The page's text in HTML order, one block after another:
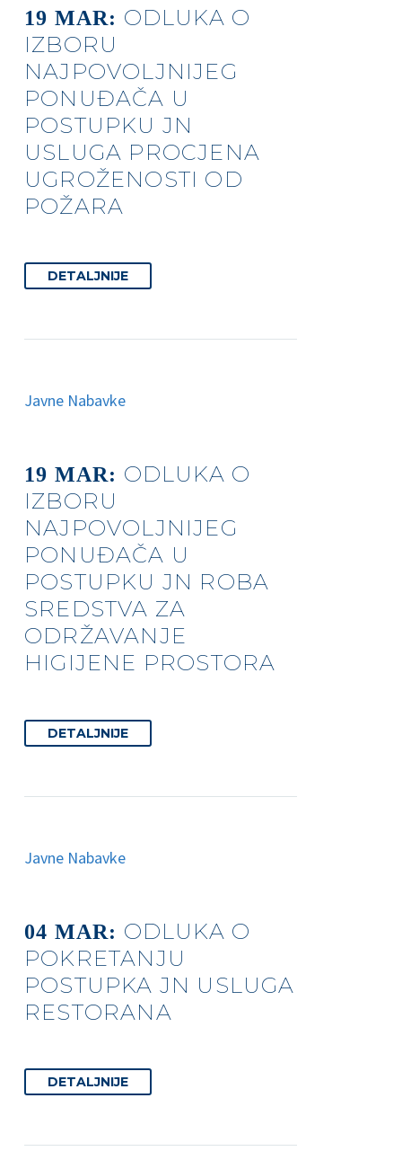
19 MAR: ODLUKA O
IZBORU
NAJPOVOLJNIJEG
PONUĐAČA U
POSTUPKU JN
USLUGA PROCJENA
UGROŽENOSTI OD
POŽARA
DETALJNIJE
Javne Nabavke
19 MAR: ODLUKA O
IZBORU
NAJPOVOLJNIJEG
PONUĐAČA U
POSTUPKU JN ROBA
SREDSTVA ZA
ODRŽAVANJE
HIGIJENE PROSTORA
DETALJNIJE
Javne Nabavke
04 MAR: ODLUKA O
POKRETANJU
POSTUPKA JN USLUGA
RESTORANA
DETALJNIJE